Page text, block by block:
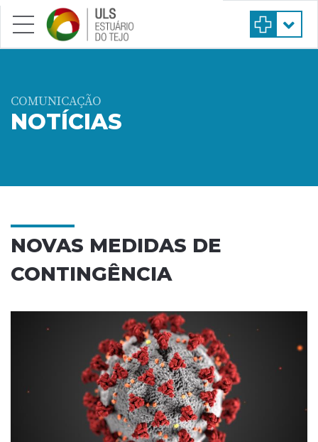
Saltar para conteúdo principal
COMUNICAÇÃO
NOTÍCIAS
NOVAS MEDIDAS DE
CONTINGÊNCIA